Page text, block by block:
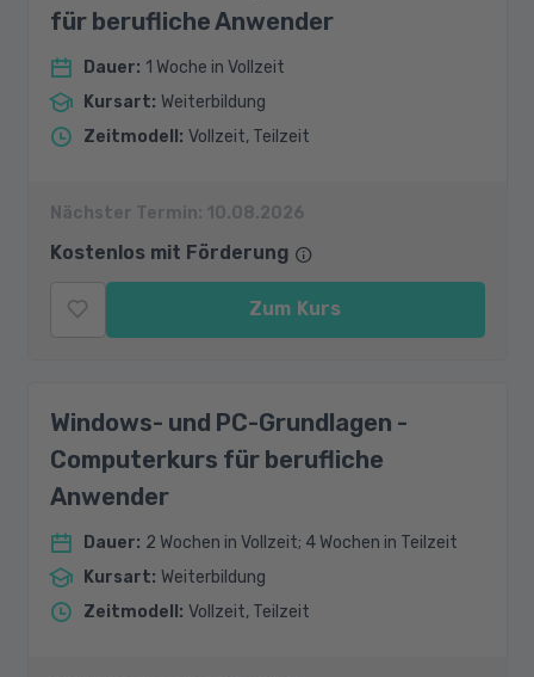
für berufliche Anwender
Dauer: 1 Woche in Vollzeit
Kursart: Weiterbildung
Zeitmodell : Vollzeit, Teilzeit
Nächster Termin: 10.08.2026
Kostenlos mit Förderung
Zum Kurs
Windows- und PC-Grundlagen -
Computerkurs für berufliche
Anwender
Dauer: 2 Wochen in Vollzeit; 4 Wochen in Teilzeit
Kursart: Weiterbildung
Zeitmodell : Vollzeit, Teilzeit